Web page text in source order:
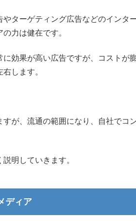
ターゲティング広告などのインタ
力は健在です。
効果が高い広告ですが、コストが
します。
が、流通の範囲になり、自社でコ
明していきます。
ディア